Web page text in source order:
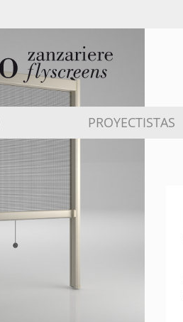
PROYECTISTAS